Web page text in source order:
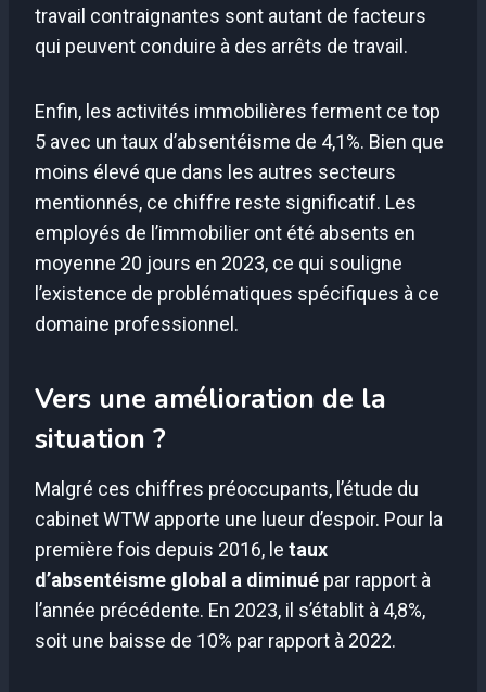
travail contraignantes sont autant de facteurs
qui peuvent conduire à des arrêts de travail.
Enfin, les activités immobilières ferment ce top
5 avec un taux d’absentéisme de 4,1%. Bien que
moins élevé que dans les autres secteurs
mentionnés, ce chiffre reste significatif. Les
employés de l’immobilier ont été absents en
moyenne 20 jours en 2023, ce qui souligne
l’existence de problématiques spécifiques à ce
domaine professionnel.
Vers une amélioration de la
situation ?
Malgré ces chiffres préoccupants, l’étude du
cabinet WTW apporte une lueur d’espoir. Pour la
première fois depuis 2016, le taux
d’absentéisme global a diminué par rapport à
l’année précédente. En 2023, il s’établit à 4,8%,
soit une baisse de 10% par rapport à 2022.